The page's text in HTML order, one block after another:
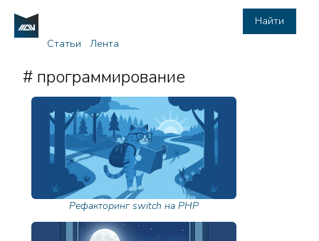
Найти
Статьи
Лента
# программирование
Рефакторинг switch на PHP